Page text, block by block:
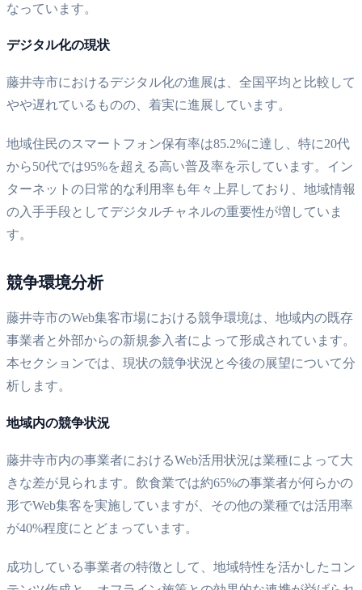
なっています。
デジタル化の現状
藤井寺市におけるデジタル化の進展は、全国平均と比較して
やや遅れているものの、着実に進展しています。
地域住民のスマートフォン保有率は85.2%に達し、特に20代
から50代では95%を超える高い普及率を示しています。イン
ターネットの日常的な利用率も年々上昇しており、地域情報
の入手手段としてデジタルチャネルの重要性が増していま
す。
競争環境分析
藤井寺市のWeb集客市場における競争環境は、地域内の既存
事業者と外部からの新規参入者によって形成されています。
本セクションでは、現状の競争状況と今後の展望について分
析します。
地域内の競争状況
藤井寺市内の事業者におけるWeb活用状況は業種によって大
きな差が見られます。飲食業では約65%の事業者が何らかの
形でWeb集客を実施していますが、その他の業種では活用率
が40%程度にとどまっています。
成功している事業者の特徴として、地域特性を活かしたコン